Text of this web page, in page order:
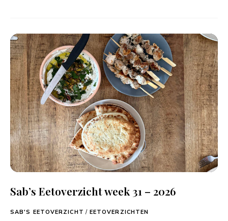
Sab’s Eetoverzicht week 31 – 2026
SAB'S EETOVERZICHT / EETOVERZICHTEN